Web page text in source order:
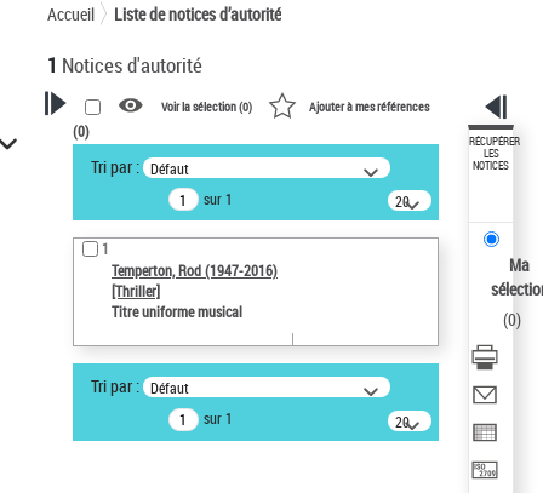
Accueil Liste de notices d’autorité
1 Notices d'autorité
VOTRE RECHERCHE
Recherche avancée dans les
notices d’autorité
Œuvres liées à l'auteur :
Temperton, Rod (1947-2016)
Auteur d’œuvre
Type de notice d'autorité
Voir la sélection (0) Ajouter à mes références
(0)
Tri par : Défaut
sur 1
20
résultats/page
1
Temperton, Rod (1947-2016)
[Thriller]
Titre uniforme musical
Tri par : Défaut
sur 1
20
résultats/page
RÉCUPÉRER
LES
NOTICES
Ma
(0)